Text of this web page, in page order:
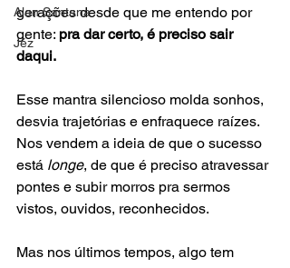
Alan Santana
Jéz
gerações desde que me entendo por
gente: pra dar certo, é preciso sair
daqui.
Esse mantra silencioso molda sonhos,
desvia trajetórias e enfraquece raízes.
Nos vendem a ideia de que o sucesso
está longe, de que é preciso atravessar
pontes e subir morros pra sermos
vistos, ouvidos, reconhecidos.
Mas nos últimos tempos, algo tem